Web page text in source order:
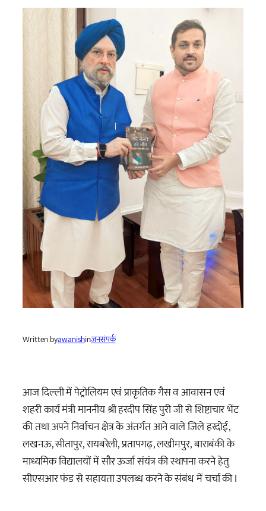
Written byawanishinजनसंपर्क
आज दिल्ली में पेट्रोलियम एवं प्राकृतिक गैस व आवासन एवं
शहरी कार्य मंत्री माननीय श्री हरदीप सिंह पुरी जी से शिष्टाचार भेंट
की तथा अपने निर्वाचन क्षेत्र के अंतर्गत आने वाले जिले हरदोई,
लखनऊ, सीतापुर, रायबरेली, प्रतापगढ़, लखीमपुर, बाराबंकी के
माध्यमिक विद्यालयों में सौर ऊर्जा संयंत्र की स्थापना करने हेतु
सीएसआर फंड से सहायता उपलब्ध करने के संबंध में चर्चा की I